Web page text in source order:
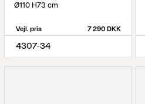
Ø110 H73 cm
Vejl. pris 7 290 DKK
4307-34